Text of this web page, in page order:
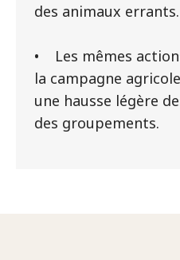
des animaux errants.
• Les mêmes
la campagne
une hausse légère
des groupements.